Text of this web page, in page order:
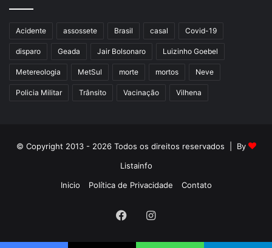
Acidente assossete Brasil casal Covid-19
disparo Geada Jair Bolsonaro Luizinho Goebel
Metereologia MetSul morte mortos Neve
Policia Militar Trânsito Vacinação Vilhena
© Copyright 2013 - 2026 Todos os direitos reservados | By
Listainfo
Inicio
Política de Privacidade Contato
FacebookInstagram